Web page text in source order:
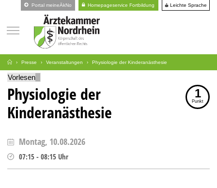
Portal meineÄkNo Homepageservice Fortbildung Leichte Sprache
Presse Veranstaltungen Physiologie der Kinderanästhesie
Vorlesen
Physiologie der
Kinderanästhesie
1
Punkt
Montag, 10.08.2026
07:15 - 08:15 Uhr